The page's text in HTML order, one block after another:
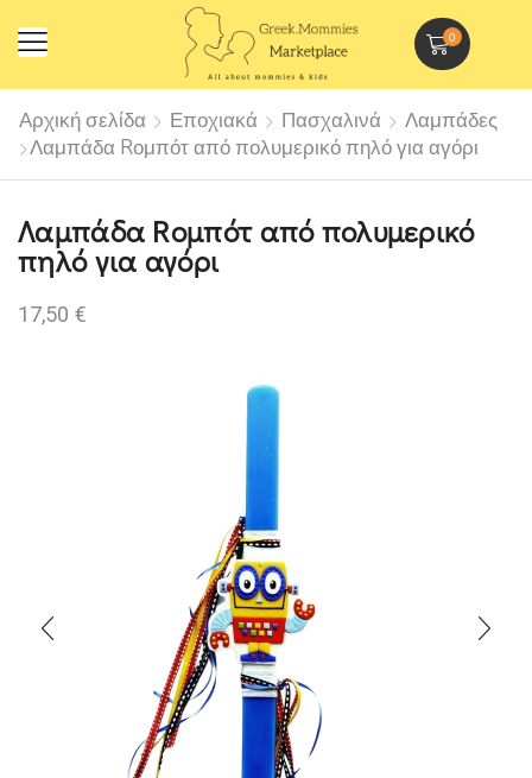
0
Αρχική σελίδα Εποχιακά Πασχαλινά
Λαμπάδες
Λαμπάδα Rομπότ από πολυμερικό πηλό για αγόρι
Λαμπάδα Rομπότ από πολυμερικό
πηλό για αγόρι
17,50 €